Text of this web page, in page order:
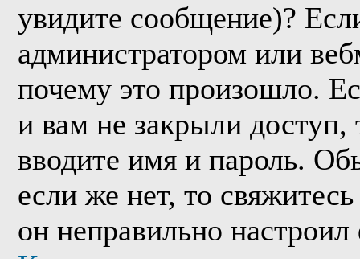
увидите сообщение)?
администратором или
почему это произошло.
и вам не закрыли доступ,
вводите имя и пароль.
если же нет, то
он неправильно